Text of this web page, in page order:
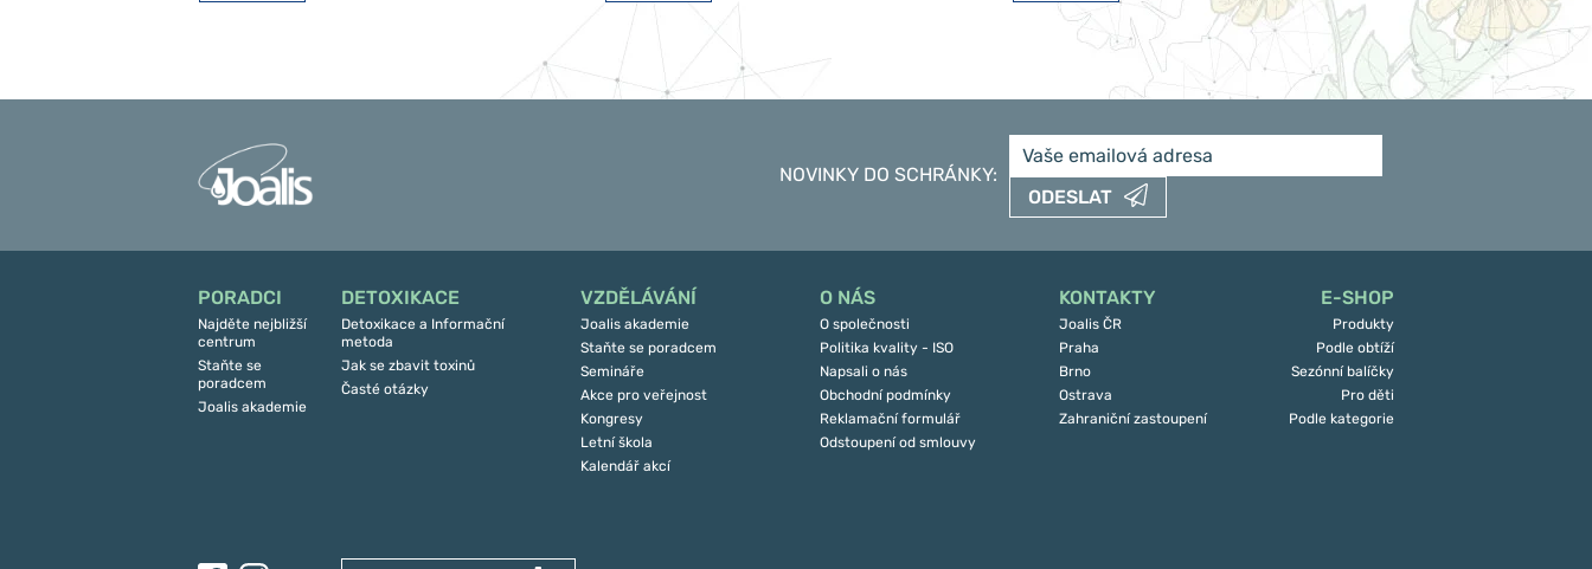
NOVINKY DO SCHRÁNKY:
ODESLAT
PORADCI
Najděte nejbližší
centrum
Staňte se
poradcem
Joalis akademie
DETOXIKACE
Detoxikace a Informační
metoda
Jak se zbavit toxinů
Časté otázky
VZDĚLÁVÁNÍ
Joalis akademie
Staňte se poradcem
Semináře
Akce pro veřejnost
Kongresy
Letní škola
Kalendář akcí
O NÁS
O společnosti
Politika kvality - ISO
Napsali o nás
Obchodní podmínky
Reklamační formulář
Odstoupení od smlouvy
KONTAKTY
Joalis ČR
Praha
Brno
Ostrava
Zahraniční zastoupení
E-SHOP
Produkty
Podle obtíží
Sezónní balíčky
Pro děti
Podle kategorie